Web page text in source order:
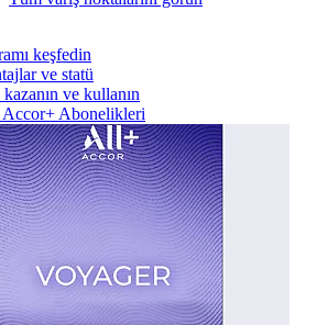
keşfedin
ve statü
ve kullanın
Abonelikleri